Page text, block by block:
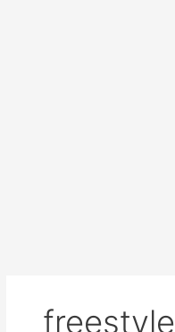
freestyle